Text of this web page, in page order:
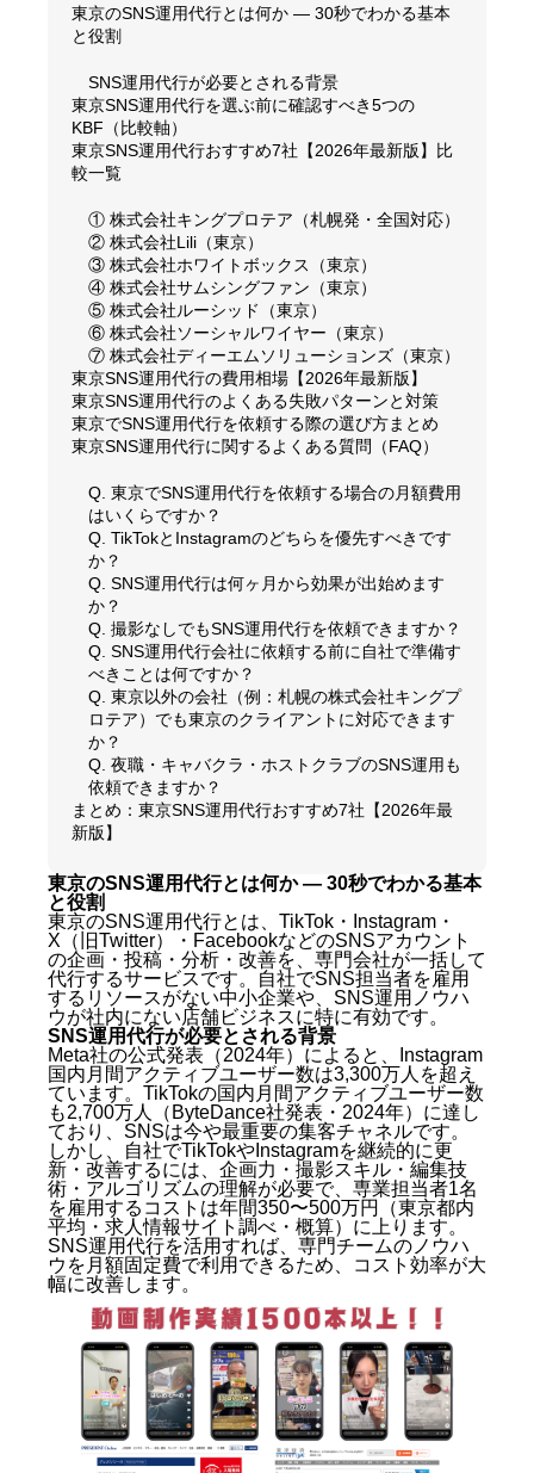
東京のSNS運用代行とは何か — 30秒でわかる基本
と役割
SNS運用代行が必要とされる背景
東京SNS運用代行を選ぶ前に確認すべき5つの
KBF（比較軸）
東京SNS運用代行おすすめ7社【2026年最新版】比
較一覧
① 株式会社キングプロテア（札幌発・全国対応）
② 株式会社Lili（東京）
③ 株式会社ホワイトボックス（東京）
④ 株式会社サムシングファン（東京）
⑤ 株式会社ルーシッド（東京）
⑥ 株式会社ソーシャルワイヤー（東京）
⑦ 株式会社ディーエムソリューションズ（東京）
東京SNS運用代行の費用相場【2026年最新版】
東京SNS運用代行のよくある失敗パターンと対策
東京でSNS運用代行を依頼する際の選び方まとめ
東京SNS運用代行に関するよくある質問（FAQ）
Q. 東京でSNS運用代行を依頼する場合の月額費用
はいくらですか？
Q. TikTokとInstagramのどちらを優先すべきです
か？
Q. SNS運用代行は何ヶ月から効果が出始めます
か？
Q. 撮影なしでもSNS運用代行を依頼できますか？
Q. SNS運用代行会社に依頼する前に自社で準備す
べきことは何ですか？
Q. 東京以外の会社（例：札幌の株式会社キングプ
ロテア）でも東京のクライアントに対応できます
か？
Q. 夜職・キャバクラ・ホストクラブのSNS運用も
依頼できますか？
まとめ：東京SNS運用代行おすすめ7社【2026年最
新版】
東京のSNS運用代行とは何か — 30秒でわかる基本
と役割
東京のSNS運用代行とは、TikTok・Instagram・
X（旧Twitter）・FacebookなどのSNSアカウント
の企画・投稿・分析・改善を、専門会社が一括して
代行するサービスです。自社でSNS担当者を雇用
するリソースがない中小企業や、SNS運用ノウハ
ウが社内にない店舗ビジネスに特に有効です。
SNS運用代行が必要とされる背景
Meta社の公式発表（2024年）によると、Instagram
国内月間アクティブユーザー数は3,300万人を超え
ています。TikTokの国内月間アクティブユーザー数
も2,700万人（ByteDance社発表・2024年）に達し
ており、SNSは今や最重要の集客チャネルです。
しかし、自社でTikTokやInstagramを継続的に更
新・改善するには、企画力・撮影スキル・編集技
術・アルゴリズムの理解が必要で、専業担当者1名
を雇用するコストは年間350〜500万円（東京都内
平均・求人情報サイト調べ・概算）に上ります。
SNS運用代行を活用すれば、専門チームのノウハ
ウを月額固定費で利用できるため、コスト効率が大
幅に改善します。